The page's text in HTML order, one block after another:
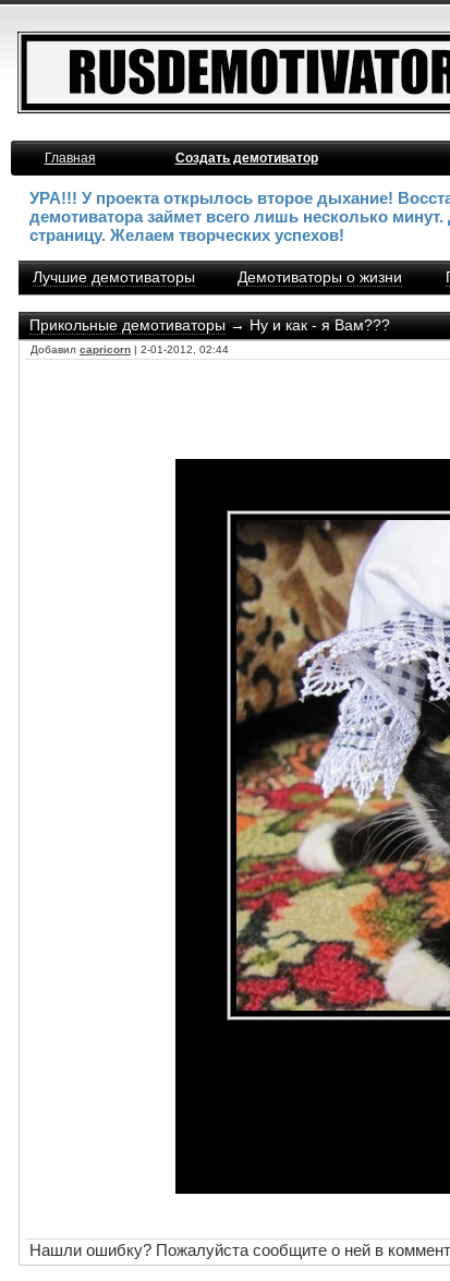
Главная
Создать демотиватор
УРА!!! У проекта открылось второе дыхание!
демотиватора займет всего лишь несколько
страницу. Желаем творческих успехов!
Лучшие демотиваторы Демотиваторы о жизни
Прикольные демотиваторы→ Ну и как - я Вам???
Добавил capricorn | 2-01-2012, 02:44
Нашли ошибку? Пожалуйста сообщите о ней в